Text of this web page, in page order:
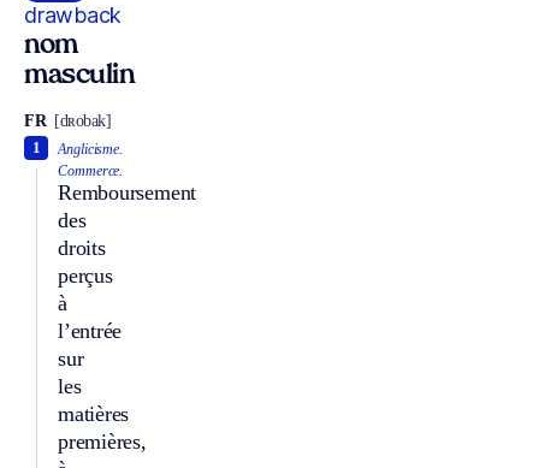
drawback
nom
masculin
FR [dʀobak]
Anglicisme.
Commerce.
Remboursement
des
droits
perçus
à
l’entrée
sur
les
matières
premières,
1